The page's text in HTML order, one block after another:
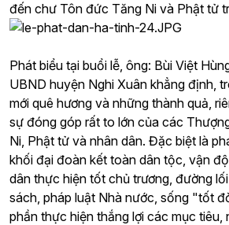
đến chư Tôn đức Tăng Ni và Phật tử
Phát biểu tại buổi lễ, ông: Bùi Việt
UBND huyện Nghi Xuân khẳng định,
mới quê hương và những thành quả,
sự đóng góp rất to lớn của các
Ni, Phật tử và nhân dân. Đặc biệt là
khối đại đoàn kết toàn dân tộc, vận
dân thực hiện tốt chủ trương, đường
sách, pháp luật Nhà nước, sống "tốt
phần thực hiện thắng lợi các mục tiêu,